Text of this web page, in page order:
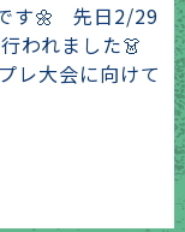
す🌼 先日2/29
われました👗
レ大会に向けて